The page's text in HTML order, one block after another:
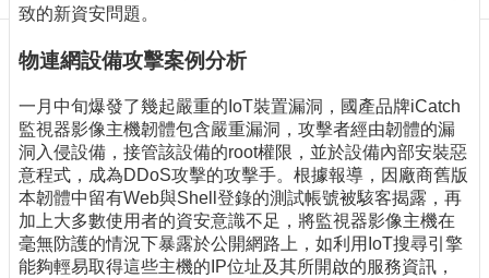
消
關
我
們
出
版
刊
物
致的新資安問題。
物連網設備攻擊案例分析
一月中旬爆發了幾起嚴重的IoT裝置漏洞，國產品牌iCatch
監視器影像主機韌體包含嚴重漏洞，攻擊者經由韌體的漏
洞入侵設備，接管該設備的root權限，並於設備內部安裝惡
意程式，成為DDoS攻擊的攻擊手。根據報導，因廠商舊版
本韌體中留有Web與Shell登錄的測試帳號被駭客揭露，再
加上大多數使用者的資安意識不足，將監視器影像主機在
毫無防護的情況下暴露於公開網路上，如利用IoT搜尋引擎
能夠輕易取得這些主機的IP位址及其所開啟的服務資訊，